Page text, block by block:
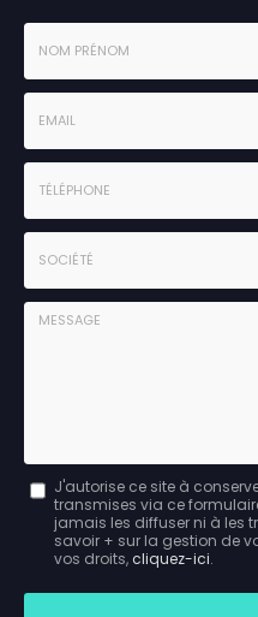
Nom
Prénom
*
Email
*
Tél.
*
Société
Message
J'autorise ce site à
transmises via ce
jamais les diffuser ni à les
savoir + sur la gestion de
vos droits, cliquez-ici.
Acceptation